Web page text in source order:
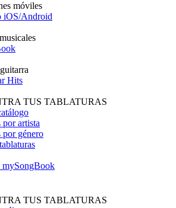
móviles
iOS/Android
Hits
TUS TABLATURAS
por artista
por género
mySongBook
TUS TABLATURAS